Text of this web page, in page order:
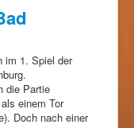
im 1. Spiel der
die Partie
einem Tor
Doch nach einer